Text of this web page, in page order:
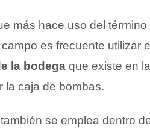
más hace uso del
es frecuente utilizar
la bodega que existe en
la caja de bombas.
se emplea dentro